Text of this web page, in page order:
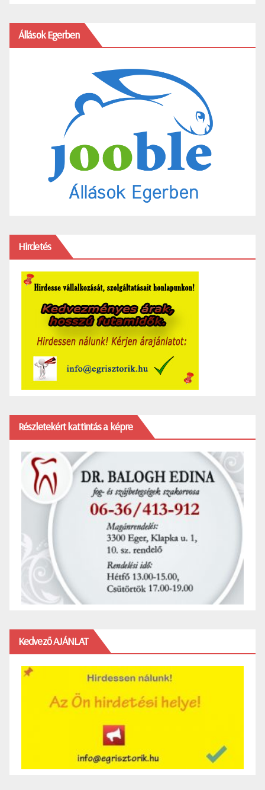
Állások Egerben
Hirdetés
Részletekért kattintás a képre
Kedvező AJÁNLAT